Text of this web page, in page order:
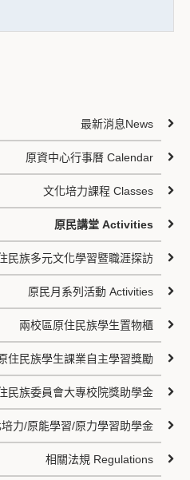
最新消息News
原資中心行事曆 Calendar
文化培力課程 Classes
原民講堂 Activities
民族多元文化學習暨職涯探訪
原民月系列活動 Activities
兩校區原住民族學生置物櫃
住民族學生課業自主學習獎勵
民族委員會大專校院獎助學金
力/原能學習/原力學習助學金
相關法規 Regulations